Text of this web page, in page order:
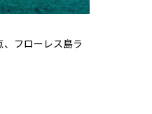
フローレス島ラ